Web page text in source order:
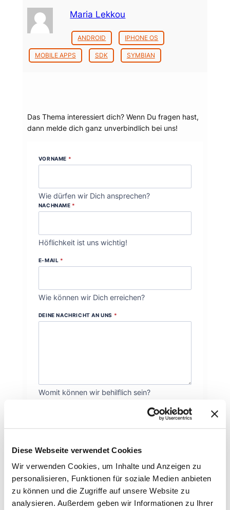
Diese Webseite verwendet Cookies
Wir verwenden Cookies, um Inhalte und Anzeigen zu
personalisieren, Funktionen für soziale Medien anbieten
zu können und die Zugriffe auf unsere Website zu
analysieren. Außerdem geben wir Informationen zu Ihrer
Maria Lekkou
ANDROID IPHONE OS
MOBILE APPS SDK SYMBIAN
Das Thema interessiert dich? Wenn Du fragen hast,
dann melde dich ganz unverbindlich bei uns!
VORNAME *
Wie dürfen wir Dich ansprechen?
NACHNAME *
Höflichkeit ist uns wichtig!
E-MAIL *
Wie können wir Dich erreichen?
DEINE NACHRICHT AN UNS *
Womit können wir behilflich sein?
Kommentare